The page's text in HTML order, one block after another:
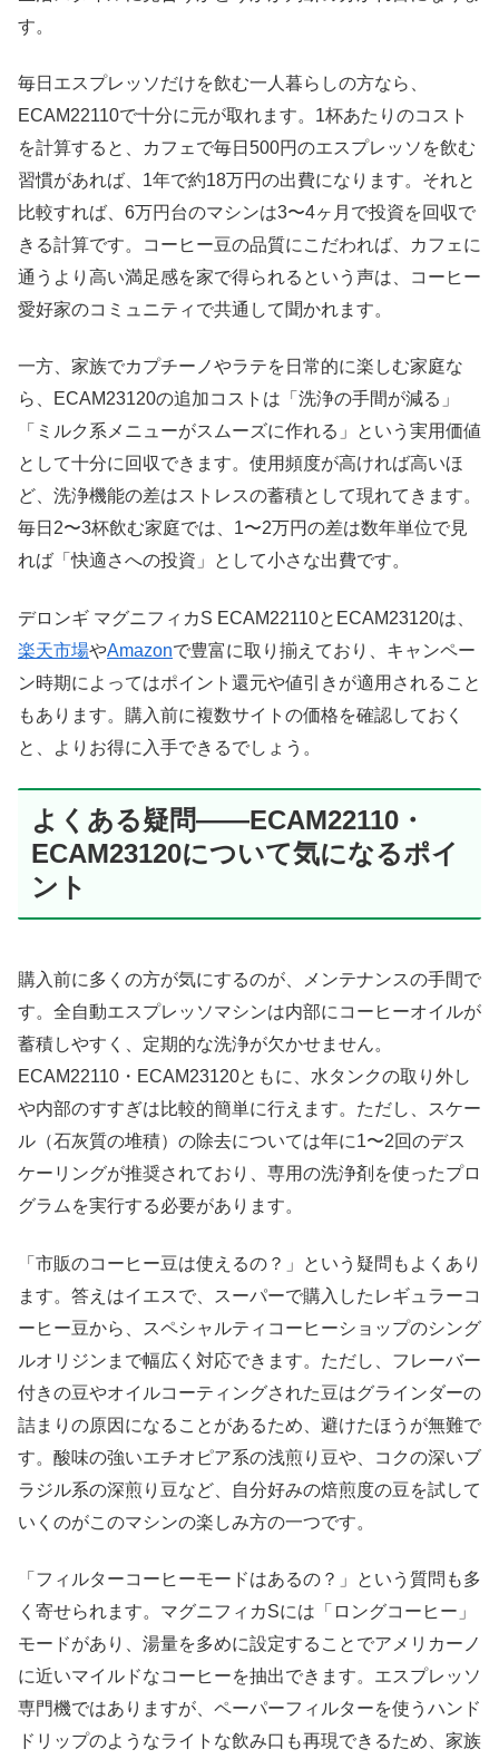
す。
毎日エスプレッソだけを飲む一人暮らしの方なら、
ECAM22110で十分に元が取れます。1杯あたりのコスト
を計算すると、カフェで毎日500円のエスプレッソを飲む
習慣があれば、1年で約18万円の出費になります。それと
比較すれば、6万円台のマシンは3〜4ヶ月で投資を回収で
きる計算です。コーヒー豆の品質にこだわれば、カフェに
通うより高い満足感を家で得られるという声は、コーヒー
愛好家のコミュニティで共通して聞かれます。
一方、家族でカプチーノやラテを日常的に楽しむ家庭な
ら、ECAM23120の追加コストは「洗浄の手間が減る」
「ミルク系メニューがスムーズに作れる」という実用価値
として十分に回収できます。使用頻度が高ければ高いほ
ど、洗浄機能の差はストレスの蓄積として現れてきます。
毎日2〜3杯飲む家庭では、1〜2万円の差は数年単位で見
れば「快適さへの投資」として小さな出費です。
デロンギ マグニフィカS ECAM22110とECAM23120は、
楽天市場やAmazonで豊富に取り揃えており、キャンペー
ン時期によってはポイント還元や値引きが適用されること
もあります。購入前に複数サイトの価格を確認しておく
と、よりお得に入手できるでしょう。
よくある疑問——ECAM22110・
ECAM23120について気になるポイ
ント
購入前に多くの方が気にするのが、メンテナンスの手間で
す。全自動エスプレッソマシンは内部にコーヒーオイルが
蓄積しやすく、定期的な洗浄が欠かせません。
ECAM22110・ECAM23120ともに、水タンクの取り外し
や内部のすすぎは比較的簡単に行えます。ただし、スケー
ル（石灰質の堆積）の除去については年に1〜2回のデス
ケーリングが推奨されており、専用の洗浄剤を使ったプロ
グラムを実行する必要があります。
「市販のコーヒー豆は使えるの？」という疑問もよくあり
ます。答えはイエスで、スーパーで購入したレギュラーコ
ーヒー豆から、スペシャルティコーヒーショップのシング
ルオリジンまで幅広く対応できます。ただし、フレーバー
付きの豆やオイルコーティングされた豆はグラインダーの
詰まりの原因になることがあるため、避けたほうが無難で
す。酸味の強いエチオピア系の浅煎り豆や、コクの深いブ
ラジル系の深煎り豆など、自分好みの焙煎度の豆を試して
いくのがこのマシンの楽しみ方の一つです。
「フィルターコーヒーモードはあるの？」という質問も多
く寄せられます。マグニフィカSには「ロングコーヒー」
モードがあり、湯量を多めに設定することでアメリカーノ
に近いマイルドなコーヒーを抽出できます。エスプレッソ
専門機ではありますが、ペーパーフィルターを使うハンド
ドリップのようなライトな飲み口も再現できるため、家族